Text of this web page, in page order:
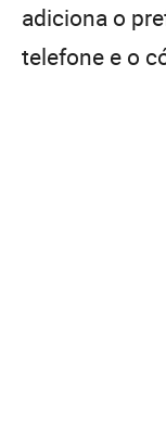
adiciona o
telefone e o